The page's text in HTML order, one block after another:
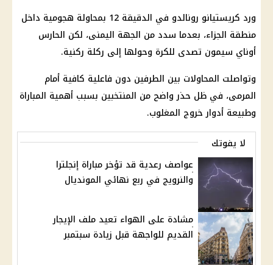
ورد كريستيانو رونالدو في الدقيقة 12 بمحاولة هجومية داخل
منطقة الجزاء، بعدما سدد من الجهة اليمنى، لكن الحارس
أوناي سيمون تصدى للكرة وحولها إلى ركلة ركنية.
وتواصلت المحاولات بين الطرفين دون فاعلية كافية أمام
المرمى، في ظل حذر واضح من المنتخبين بسبب أهمية المباراة
وطبيعة أدوار خروج المغلوب.
لا يفوتك
عواصف رعدية قد تؤخر مباراة إنجلترا
والنرويج في ربع نهائي المونديال
مشادة على الهواء تعيد ملف الإيجار
القديم للواجهة قبل زيادة سبتمبر